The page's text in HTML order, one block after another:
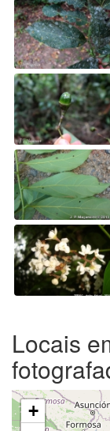
Locais
+